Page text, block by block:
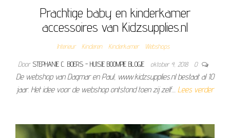
Prachtige baby en kinderkamer
accessoires van Kidzsupplies.nl
Interieur Kinderen Kinderkamer Webshops
Door STEPHANIE C. BOERS - HUISJE BOOMPJE BLOGJE oktober 4, 2018 0
De webshop van Dagmar en Paul, www.kidzsupplies.nl bestaat al 10
jaar. Het idee voor de webshop ontstond toen zij zelf… Lees verder